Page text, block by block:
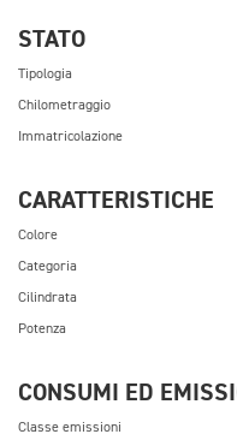
STATO
Tipologia
Chilometraggio
Immatricolazione
CARATTERISTICHE
Colore
Categoria
Cilindrata
Potenza
CONSUMI ED
Classe emissioni